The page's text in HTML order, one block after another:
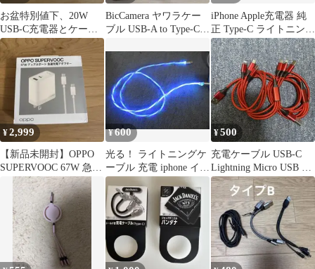
お盆特別値下、20W
USB-C充電器とケーブ
ルセット
BicCamera ヤワラケー
ブル USB-A to Type-C
iPhone Apple充電器 純
正 Type-C ライトニング
1m×3本
¥2,999
【新品未開封】OPPO
SUPERVOOC 67W 急速
充電器
¥600
光る！ ライトニングケ
ーブル 充電 iphone イル
ミネーションケーブル
¥500
充電ケーブル USB-C
Lightning Micro USB 2
個セット